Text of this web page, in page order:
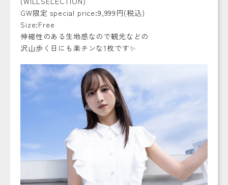
GW限定 special price:9,999円(税込)
Size:Free
伸縮性のある生地感なので観光などの
沢山歩く日にも楽チンな1枚です✨️